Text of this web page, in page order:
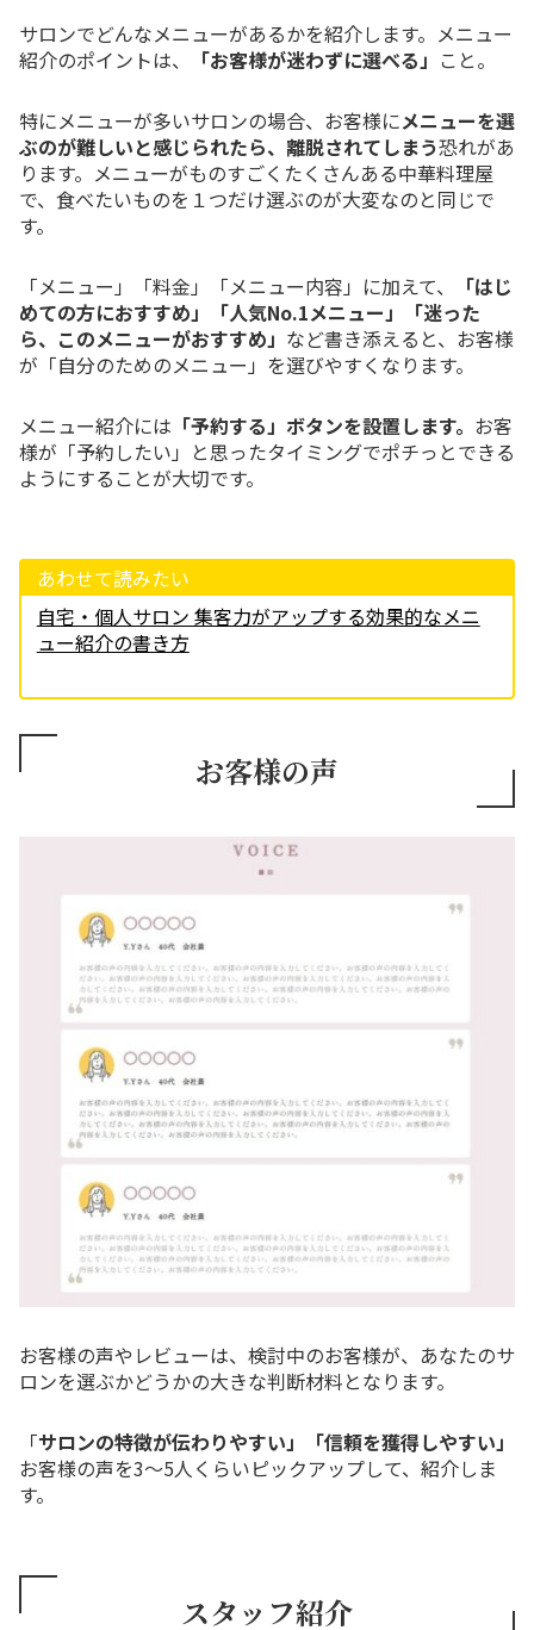
サロンでどんなメニューがあるかを紹介します。メニュー
紹介のポイントは、
「お客様が迷わずに選べる」 こと。
特にメニューが多いサロンの場合、お客様にメニューを選
ぶのが難しいと感じられたら、離脱されてしまう恐れがあ
ります。メニューがものすごくたくさんある中華料理屋
で、食べたいものを１つだけ選ぶのが大変なのと同じで
す。
「メニュー」「料金」「メニュー内容」に加えて、
「はじ
めての方におすすめ」「人気No.1メニュー」「迷った
ら、このメニューがおすすめ」 など書き添えると、お客様
が「自分のためのメニュー」を選びやすくなります。
メニュー紹介には 「予約する」ボタンを設置します。 お客
様が「予約したい」と思ったタイミングでポチっとできる
ようにすることが大切です。
あわせて読みたい
自宅・個人サロン 集客力がアップする効果的なメニ
ュー紹介の書き方
お客様の声
お客様の声やレビューは、検討中のお客様が、あなたのサ
ロンを選ぶかどうかの大きな判断材料となります。
「サロンの特徴が伝わりやすい」「信頼を獲得しやすい」
お客様の声を3～5人くらいピックアップして、紹介しま
す。
スタッフ紹介